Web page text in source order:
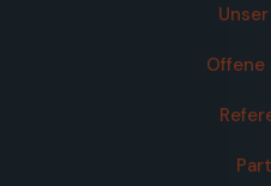
Offene